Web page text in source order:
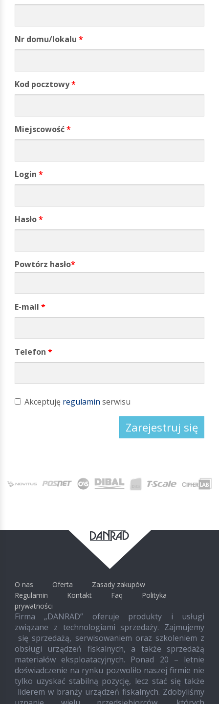
Nr domu/lokalu *
Kod pocztowy*
Miejscowość*
Login *
Hasło*
Powtórz hasło*
E-mail *
Telefon *
Akceptuję regulamin serwisu
Zarejestruj się
O nas Oferta
Zasady zakupów
Regulamin
Kontakt Faq
Polityka
prywatności
Firma „DANRAD” oferuje produkty i usługi
związane z technologiami sprzedaży. Zajmujemy
się sprzedażą, serwisowaniem oraz szkoleniem z
obsługi urządzeń fiskalnych, a także sprzedażą
materiałów eksploatacyjnych. Ponad 20 – letnie
doświadczenie na rynku pozwoliło naszej firmie nie
tylko uzyskać stabilną pozycję, lecz stać się także
liderem w branży urządzeń fiskalnych. Zdobyliśmy